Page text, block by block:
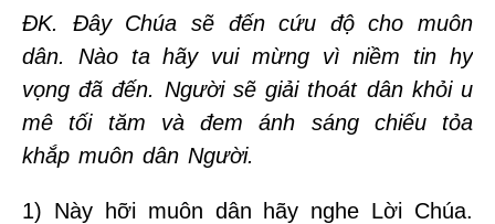
ĐK. Đây Chúa sẽ đến cứu độ cho muôn
dân. Nào ta hãy vui mừng vì niềm tin hy
vọng đã đến. Người sẽ giải thoát dân khỏi u
mê tối tăm và đem ánh sáng chiếu tỏa
khắp muôn dân Người.
1) Này hỡi muôn dân hãy nghe Lời Chúa.